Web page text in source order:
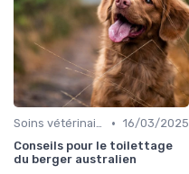
Soins vétérinaires pour chiens de chasse • 16/03/2025
Conseils pour le toilettage
du berger australien